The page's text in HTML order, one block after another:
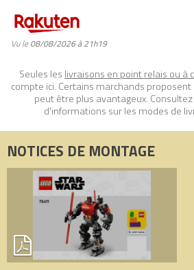
Vu le08/08/2026 à 21h19
Seules les livraisons en point relais ou à
compte ici. Certains marchands proposent
peut être plus avantageux.
d'informations sur les modes de
NOTICES DE MONTAGE